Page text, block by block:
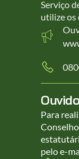
Serviço
utilize os
Para
pelo e-